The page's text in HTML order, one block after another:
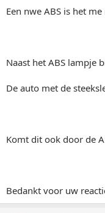
Een nwe ABS is het
Naast het ABS lampje
De auto met de
Komt dit ook door de
Bedankt voor uw